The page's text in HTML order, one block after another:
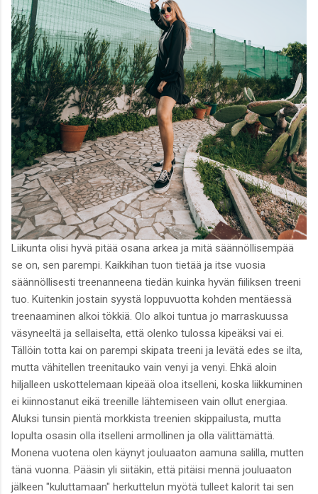
Liikunta olisi hyvä pitää osana arkea ja mitä säännöllisempää
se on, sen parempi. Kaikkihan tuon tietää ja itse vuosia
säännöllisesti treenanneena tiedän kuinka hyvän fiiliksen treeni
tuo. Kuitenkin jostain syystä loppuvuotta kohden mentäessä
treenaaminen alkoi tökkiä. Olo alkoi tuntua jo marraskuussa
väsyneeltä ja sellaiselta, että olenko tulossa kipeäksi vai ei.
Tällöin totta kai on parempi skipata treeni ja levätä edes se ilta,
mutta vähitellen treenitauko vain venyi ja venyi. Ehkä aloin
hiljalleen uskottelemaan kipeää oloa itselleni, koska liikkuminen
ei kiinnostanut eikä treenille lähtemiseen vain ollut energiaa.
Aluksi tunsin pientä morkkista treenien skippailusta, mutta
lopulta osasin olla itselleni armollinen ja olla välittämättä.
Monena vuotena olen käynyt jouluaaton aamuna salilla, mutten
tänä vuonna. Pääsin yli siitäkin, että pitäisi mennä jouluaaton
jälkeen "kuluttamaan" herkuttelun myötä tulleet kalorit tai sen